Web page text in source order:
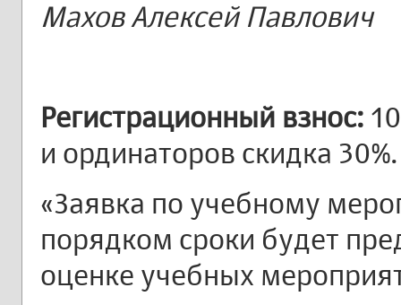
Махов Алексей Павлович
Регистрационный взнос:
и ординаторов скидка 30%.
«Заявка по учебному
порядком сроки будет
оценке учебных